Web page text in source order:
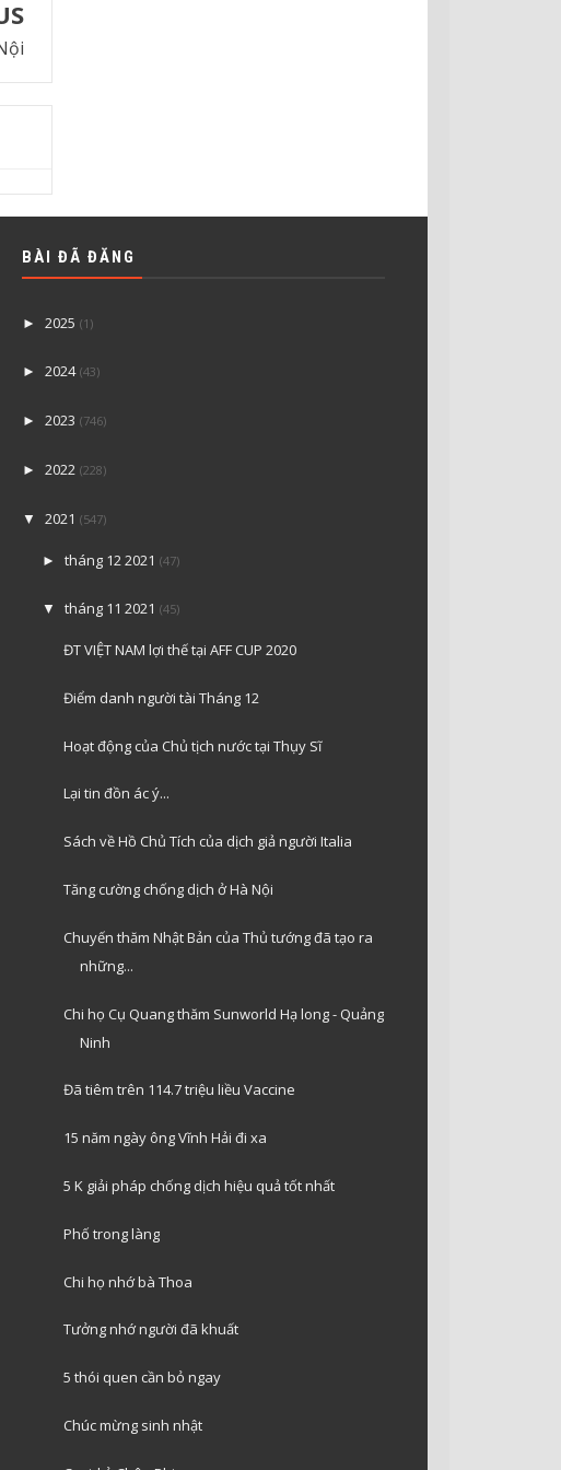
BÀI ĐÃ ĐĂNG
► 2025 (1)
► 2024 (43)
► 2023 (746)
► 2022 (228)
▼ 2021 (547)
► tháng 12 2021 (47)
▼ tháng 11 2021 (45)
ĐT VIỆT NAM lợi thế tại AFF CUP 2020
Điểm danh người tài Tháng 12
Hoạt động của Chủ tịch nước tại Thụy Sĩ
Lại tin đồn ác ý...
Sách về Hồ Chủ Tích của dịch giả người Italia
Tăng cường chống dịch ở Hà Nội
Chuyến thăm Nhật Bản của Thủ tướng đã tạo ra
những...
Chi họ Cụ Quang thăm Sunworld Hạ long - Quảng
Ninh
Đã tiêm trên 114.7 triệu liều Vaccine
15 năm ngày ông Vĩnh Hải đi xa
5 K giải pháp chống dịch hiệu quả tốt nhất
Phố trong làng
Chi họ nhớ bà Thoa
Tưởng nhớ người đã khuất
5 thói quen cần bỏ ngay
Chúc mừng sinh nhật